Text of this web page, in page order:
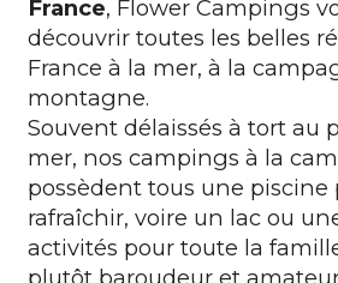
France, Flower Campings
découvrir toutes les belles
France à la mer, à la
montagne.
Souvent délaissés à tort au
mer, nos campings à la
possèdent tous une piscine
rafraîchir, voire un lac ou
activités pour toute la
plutôt baroudeur et